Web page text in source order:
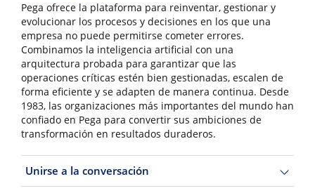
Pega ofrece la plataforma para reinventar, gestionar y
evolucionar los procesos y decisiones en los que una
empresa no puede permitirse cometer errores.
Combinamos la inteligencia artificial con una
arquitectura probada para garantizar que las
operaciones críticas estén bien gestionadas, escalen de
forma eficiente y se adapten de manera continua. Desde
1983, las organizaciones más importantes del mundo han
confiado en Pega para convertir sus ambiciones de
transformación en resultados duraderos.
Unirse a la conversación